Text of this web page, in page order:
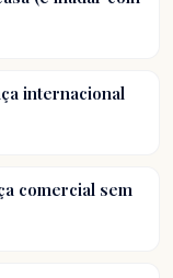
internacional
comercial sem